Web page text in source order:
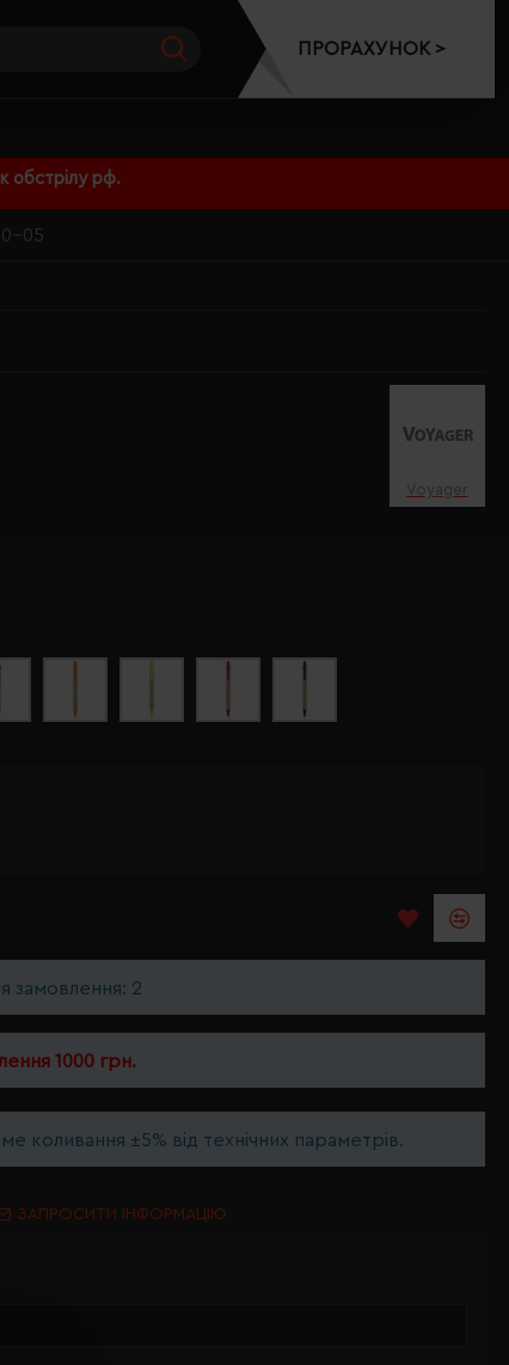
обстрілу рф.
ПРОРАХУНОК >
05
Voyager
замовлення: 2
1000 грн.
коливання ±5% від технічних параметрів.
ЗАПРОСИТИ ІНФОРМАЦІЮ